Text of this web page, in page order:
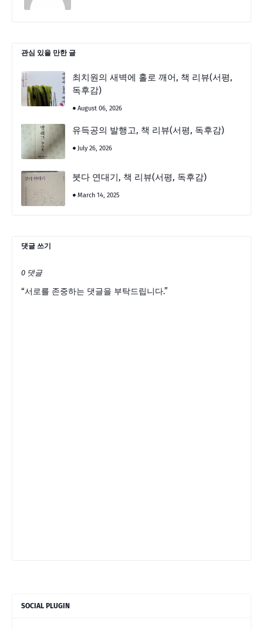
관심 있을 만한 글
최치원의 새벽에 홀로 깨어, 책 리뷰(서평,
독후감)
August 06, 2026
유득공의 발행고, 책 리뷰(서평, 독후감)
July 26, 2026
붓다 연대기, 책 리뷰(서평, 독후감)
March 14, 2025
댓글 쓰기
0 댓글
“서로를 존중하는 댓글을 부탁드립니다.”
SOCIAL PLUGIN